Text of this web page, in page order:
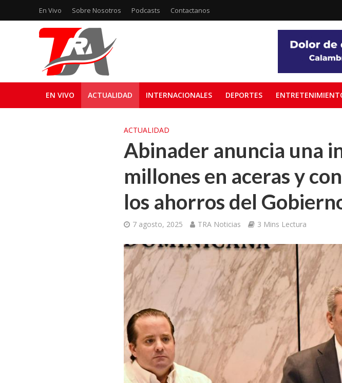
En Vivo Sobre Nosotros Podcasts Contactanos
EN VIVO ACTUALIDAD INTERNACIONALES DEPORTES
ACTUALIDAD
Abinader anuncia una
millones en aceras y
los ahorros del
7 agosto, 2025 TRA Noticias 3 Mins Lectura